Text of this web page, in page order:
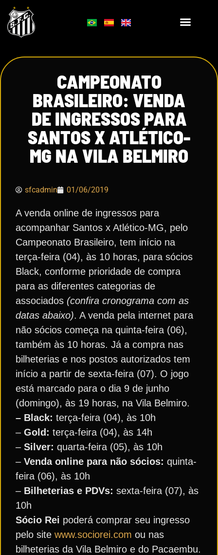
CAMPEONATO
BRASILEIRO: VENDA
DE INGRESSOS PARA
SANTOS X ATLÉTICO-
MG NA VILA BELMIRO
sfcadmin 01/06/2019
A venda online de ingressos para
acompanhar Santos x Atlético-MG, pelo
Campeonato Brasileiro, tem início na
terça-feira (04), às 10 horas, para sócios
Black, conforme prioridade de compra
para as diferentes categorias de
associados (confira cronograma com as
datas abaixo). A venda pela internet para
não sócios começa na quinta-feira (06),
também às 10 horas. Já a compra nas
bilheterias e nos postos autorizados tem
início a partir de sexta-feira (07). O jogo
está marcado para o dia 9 de junho
(domingo), às 19 horas, na Vila Belmiro.
– Black: terça-feira (04), às 10h
– Gold: terça-feira (04), às 14h
– Silver: quarta-feira (05), às 10h
– Venda online para não sócios: quinta-
feira (06), às 10h
– Bilheterias e PDVs: sexta-feira (07), às
10h
Sócio Rei poderá comprar seu ingresso
pelo site www.sociorei.com ou nas
bilheterias da Vila Belmiro e do Pacaembu.